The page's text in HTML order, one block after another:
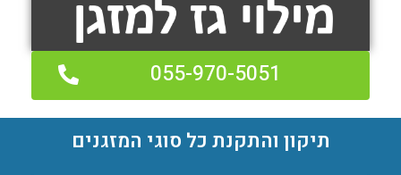
055-970-5051
תיקון והתקנת כל סוגי המזגנים